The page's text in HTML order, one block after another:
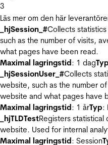
3
Läs mer om den här
_hjSession_#Collects
such as the number of visits,
what pages have been read.
Maximal lagringstid: 1 dagTyp
_hjSessionUser_#Collects
website, such as the number
website and what pages have
Maximal lagringstid: 1 årTyp:
_hjTLDTestRegisters statistical
website. Used for internal
Maximal lagringstid: Session